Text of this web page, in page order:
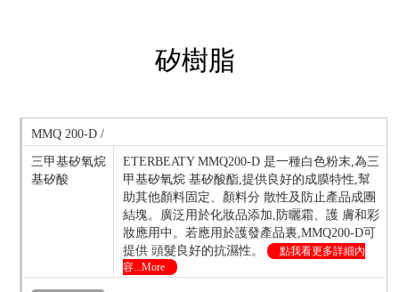
矽樹脂
MMQ 200-D /
三甲基矽氧烷
基矽酸
ETERBEATY MMQ200-D 是一種白色粉末,為三
甲基矽氧烷 基矽酸酯,提供良好的成膜特性,幫
助其他顏料固定、顏料分 散性及防止產品成團
結塊。廣泛用於化妝品添加,防曬霜、護 膚和彩
妝應用中。若應用於護發產品裏,MMQ200-D可
提供 頭髮良好的抗濕性。
點我看更多詳細內
容...More